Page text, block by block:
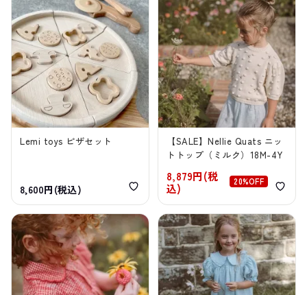
Lemi toys ピザセット
8,600円(税込)
【SALE】Nellie Quats ニッ
トトップ（ミルク）18M-4Y
8,879円(税
込)
20%OFF